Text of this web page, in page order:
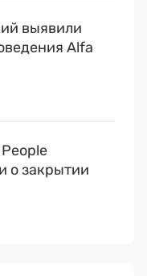
выявили
Alfa
о закрытии